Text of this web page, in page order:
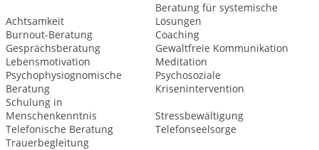
Achtsamkeit
Beratung für systemische
Lösungen
Burnout-Beratung
Coaching
Gesprächsberatung
Gewaltfreie Kommunikation
Lebensmotivation
Meditation
Psychophysiognomische
Beratung
Psychosoziale
Krisenintervention
Schulung in
Menschenkenntnis
Stressbewältigung
Telefonische Beratung
Telefonseelsorge
Trauerbegleitung